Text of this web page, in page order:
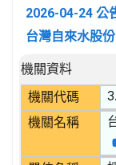
2026-04-24 公
台灣自來水股
招標公告詳細內
機關資料
機關代碼
機關名稱